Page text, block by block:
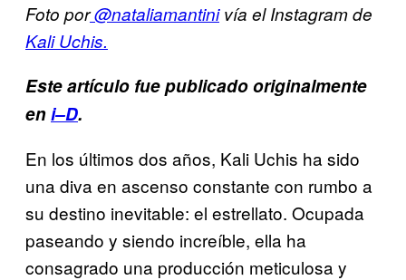
Foto por@nataliamantinivía el Instagram de
Kali Uchis.
Este artículo fue publicado originalmente
eni–D.
En los últimos dos años, Kali Uchis ha sido
una diva en ascenso constante con rumbo a
su destino inevitable: el estrellato. Ocupada
paseando y siendo increíble, ella ha
consagrado una producción meticulosa y